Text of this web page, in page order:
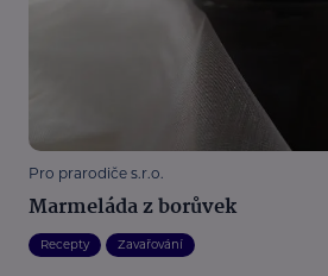
Pro prarodiče s.r.o.
Marmeláda z borůvek
Recepty Zavařování